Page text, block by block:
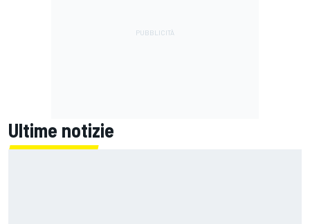
Ultime notizie